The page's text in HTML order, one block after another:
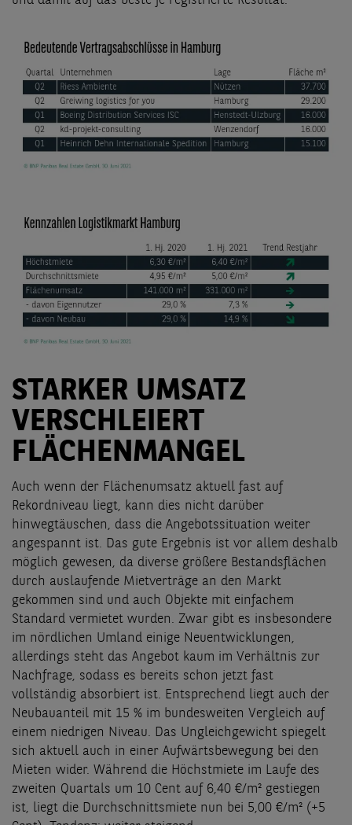
STARKER UMSATZ
VERSCHLEIERT
FLÄCHENMANGEL
Auch wenn der Flächenumsatz aktuell fast auf
Rekordniveau liegt, kann dies nicht darüber
hinwegtäuschen, dass die Angebotssituation weiter
angespannt ist. Das gute Ergebnis ist vor allem deshalb
möglich gewesen, da diverse größere Bestandsflächen
durch auslaufende Mietverträge an den Markt
gekommen sind und auch Objekte mit einfachem
Standard vermietet wurden. Zwar gibt es insbesondere
im nördlichen Umland einige Neuentwicklungen,
allerdings steht das Angebot kaum im Verhältnis zur
Nachfrage, sodass es bereits schon jetzt fast
vollständig absorbiert ist. Entsprechend liegt auch der
Neubauanteil mit 15 % im bundesweiten Vergleich auf
einem niedrigen Niveau. Das Ungleichgewicht spiegelt
sich aktuell auch in einer Aufwärtsbewegung bei den
Mieten wider. Während die Höchstmiete im Laufe des
zweiten Quartals um 10 Cent auf 6,40 €/m² gestiegen
ist, liegt die Durchschnittsmiete nun bei 5,00 €/m² (+5